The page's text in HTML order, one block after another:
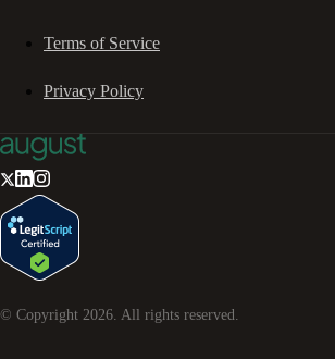
Terms of Service
Privacy Policy
© Copyright 2026 . All rights reserved.